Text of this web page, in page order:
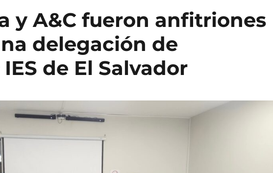
y A&C fueron anfitriones
delegación de
de El Salvador